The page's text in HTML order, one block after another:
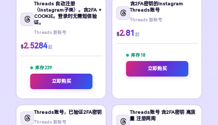
Threads 自动注册
（Instagram子类）。含2FA +
COOKIE。登录时无需短信验
证。
Threads 新账号
$2.5284 起
库存 239
立即购买
含2FA密钥的Instagram
Threads账号
Threads 新账号
$2.81 起
库存 18
立即购买
Threads账号，已验证2FA密钥
Threads 新账号
Threads账号 含2FA密钥 高质
量 注册两周